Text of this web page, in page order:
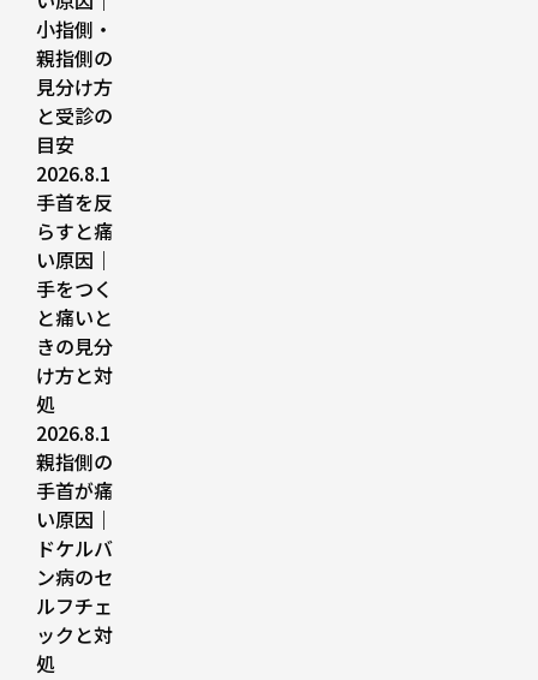
小指側・
親指側の
見分け方
と受診の
目安
2026.8.1
手首を反
らすと痛
い原因｜
手をつく
と痛いと
きの見分
け方と対
処
2026.8.1
親指側の
手首が痛
い原因｜
ドケルバ
ン病のセ
ルフチェ
ックと対
処